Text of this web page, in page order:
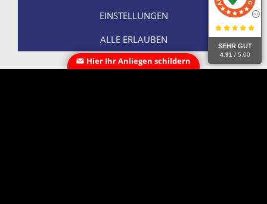
Die Leistungen unserer Detektei im
Beobachtungen und Ermittlungen zur
Hier Ihr Anliegen schildern
SEHR GUT
4.91 / 5.00
EINSTELLUNGEN
ALLE ERLAUBEN